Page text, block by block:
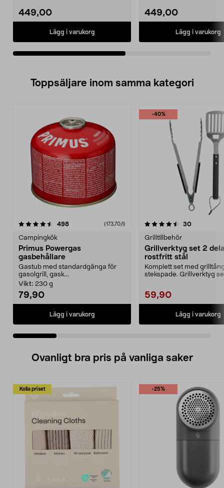
449,00
Lägg i varukorg
449,00
Lägg i varukorg
Toppsäljare inom samma kategori
498recensioner (173,70/l)
Campingkök
Primus Powergas
gasbehållare
Gastub med standardgänga för
gasolgrill, gask...
Vikt: 230 g
79,90
Lägg i varukorg
-40%
4.5 av 5 stjärnor 30
Grilltillbehör
Grillverktyg set 2
rostfritt stål
Komplett set med
stekspade. Grillverktyg
59,90
Lägg i varukorg
4.5 av 5 stjärnor
Ovanligt bra pris på vanliga saker
Kolla priset -25%